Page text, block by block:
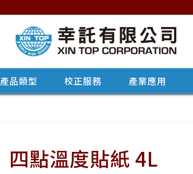
產品類型 校正服務 產業應用
四點溫度貼紙 4L